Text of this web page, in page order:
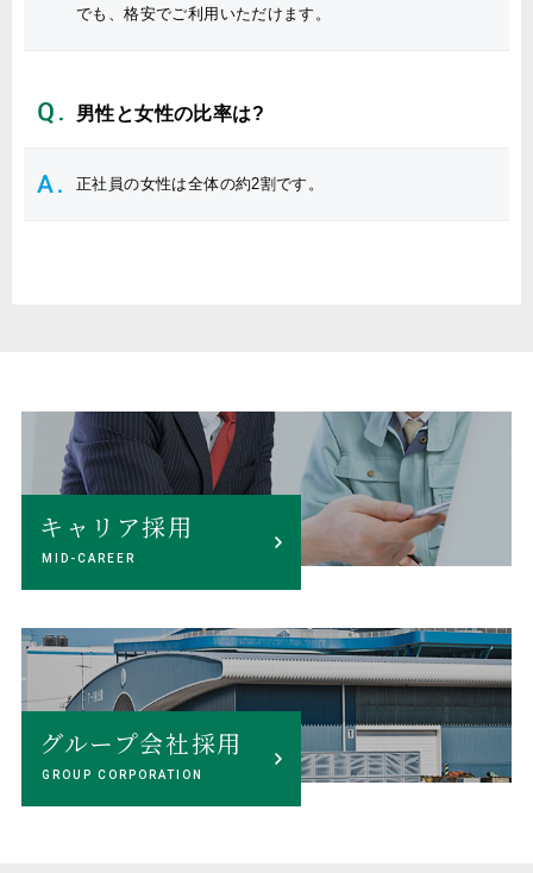
でも、格安でご利用いただけます。
男性と女性の比率は?
正社員の女性は全体の約2割です。
キャリア採用
MID-CAREER
グループ会社採用
GROUP CORPORATION